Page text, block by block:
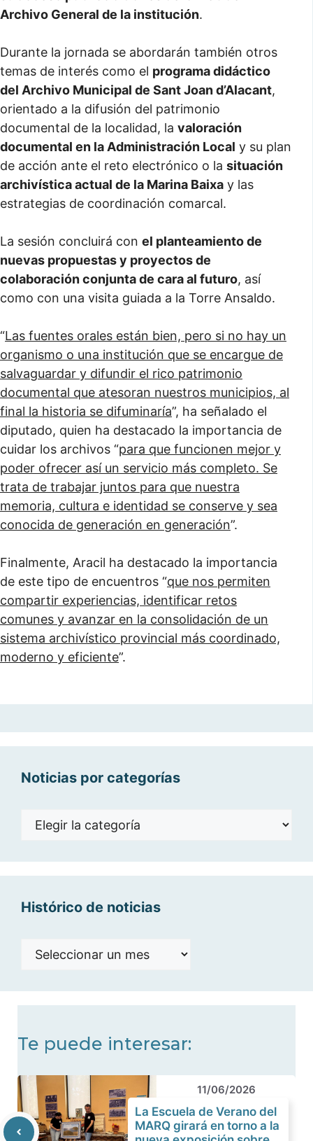
Archivo General de la institución.
Durante la jornada se abordarán también otros
temas de interés como el programa didáctico
del Archivo Municipal de Sant Joan d’Alacant,
orientado a la difusión del patrimonio
documental de la localidad, la valoración
documental en la Administración Local y su plan
de acción ante el reto electrónico o la situación
archivística actual de la Marina Baixa y las
estrategias de coordinación comarcal.
La sesión concluirá con el planteamiento de
nuevas propuestas y proyectos de
colaboración conjunta de cara al futuro, así
como con una visita guiada a la Torre Ansaldo.
“Las fuentes orales están bien, pero si no hay un
organismo o una institución que se encargue de
salvaguardar y difundir el rico patrimonio
documental que atesoran nuestros municipios, al
final la historia se difuminaría”, ha señalado el
diputado, quien ha destacado la importancia de
cuidar los archivos “para que funcionen mejor y
poder ofrecer así un servicio más completo. Se
trata de trabajar juntos para que nuestra
memoria, cultura e identidad se conserve y sea
conocida de generación en generación”.
Finalmente, Aracil ha destacado la importancia
de este tipo de encuentros “que nos permiten
compartir experiencias, identificar retos
comunes y avanzar en la consolidación de un
sistema archivístico provincial más coordinado,
moderno y eficiente”.
Noticias por categorías
Noticias
Histórico de noticias
Histórico
Te puede interesar:
11/06/2026
La Escuela de Verano del
MARQ girará en torno a la